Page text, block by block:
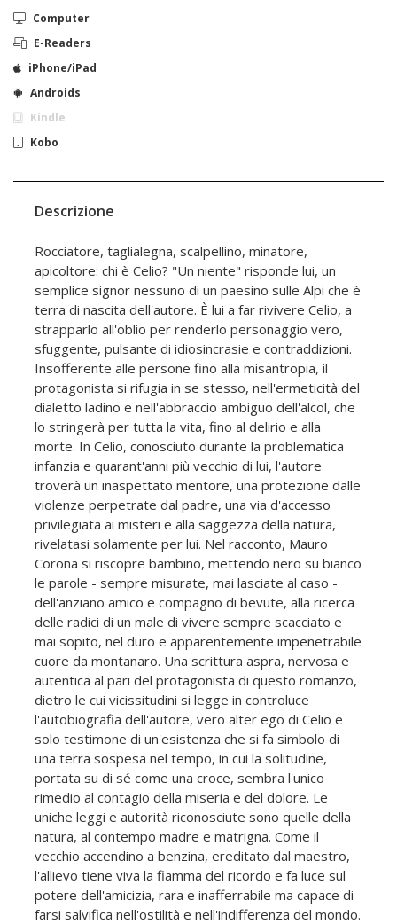
Computer
E-Readers
iPhone/iPad
Androids
Kindle
Kobo
Descrizione
Rocciatore, taglialegna, scalpellino, minatore,
apicoltore: chi è Celio? "Un niente" risponde lui, un
semplice signor nessuno di un paesino sulle Alpi che è
terra di nascita dell'autore. È lui a far rivivere Celio, a
strapparlo all'oblio per renderlo personaggio vero,
sfuggente, pulsante di idiosincrasie e contraddizioni.
Insofferente alle persone fino alla misantropia, il
protagonista si rifugia in se stesso, nell'ermeticità del
dialetto ladino e nell'abbraccio ambiguo dell'alcol, che
lo stringerà per tutta la vita, fino al delirio e alla
morte. In Celio, conosciuto durante la problematica
infanzia e quarant'anni più vecchio di lui, l'autore
troverà un inaspettato mentore, una protezione dalle
violenze perpetrate dal padre, una via d'accesso
privilegiata ai misteri e alla saggezza della natura,
rivelatasi solamente per lui. Nel racconto, Mauro
Corona si riscopre bambino, mettendo nero su bianco
le parole - sempre misurate, mai lasciate al caso -
dell'anziano amico e compagno di bevute, alla ricerca
delle radici di un male di vivere sempre scacciato e
mai sopito, nel duro e apparentemente impenetrabile
cuore da montanaro. Una scrittura aspra, nervosa e
autentica al pari del protagonista di questo romanzo,
dietro le cui vicissitudini si legge in controluce
l'autobiografia dell'autore, vero alter ego di Celio e
solo testimone di un'esistenza che si fa simbolo di
una terra sospesa nel tempo, in cui la solitudine,
portata su di sé come una croce, sembra l'unico
rimedio al contagio della miseria e del dolore. Le
uniche leggi e autorità riconosciute sono quelle della
natura, al contempo madre e matrigna. Come il
vecchio accendino a benzina, ereditato dal maestro,
l'allievo tiene viva la fiamma del ricordo e fa luce sul
potere dell'amicizia, rara e inafferrabile ma capace di
farsi salvifica nell'ostilità e nell'indifferenza del mondo.